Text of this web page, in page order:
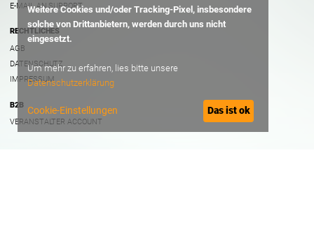
E-MAIL AN SUPPORT
RECHTLICHES
AGB
DATENSCHUTZ
IMPRESSUM
B2B
VERANSTALTER ACCOUNT
Weitere Cookies und/oder Tracking-Pixel, insbesondere
solche von Drittanbietern, werden durch uns nicht
eingesetzt.
Um mehr zu erfahren, lies bitte unsere
Datenschutzerklärung
Cookie-Einstellungen Das ist ok